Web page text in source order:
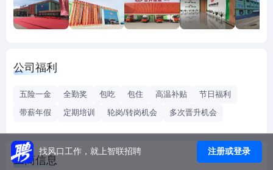
公司福利
五险一金 全勤奖 包吃 包住 高温补贴
节日福利
带薪年假
定期培训 轮岗/转岗机会 多次晋升机会
工商信息
找风口工作，就上智联招聘 注册或登录